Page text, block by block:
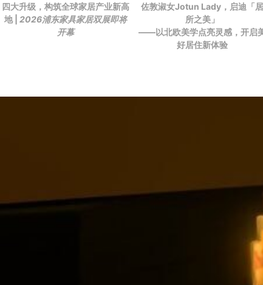
四大升级，构筑全球家居产业新高
地 | 2026浦东家具家居双展即将
开幕
佐敦淑女Jotun Lady，启迪「居
所之美」
——以北欧美学点亮灵感，开启
好居住新体验